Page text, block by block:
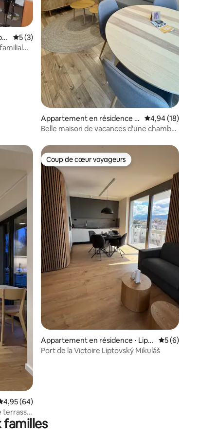
: 4,8 sur 5
Évaluation moyenne sur la base de 3 commentaires : 5 sur 5
5 (3)
Appartement en résidence ⋅
Demänovská Dolina
Évaluation moyenne
4,94 (18)
Belle maison de vacances d'une chambre
: 5 sur 5
moyenne sur la base de 64 commentaires : 4,95 sur 5
4,95 (64)
terrasse
Coup de cœur voyageurs
Coup de cœur voyageurs
Appartement en résidence ⋅ Lipt
ovský Mikuláš
Évaluation
5 (6)
Port de la Victoire Liptovský Mikuláš
familles